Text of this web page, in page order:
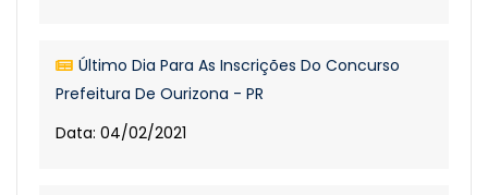
Último Dia Para As Inscrições Do Concurso
Prefeitura De Ourizona - PR
Data: 04/02/2021